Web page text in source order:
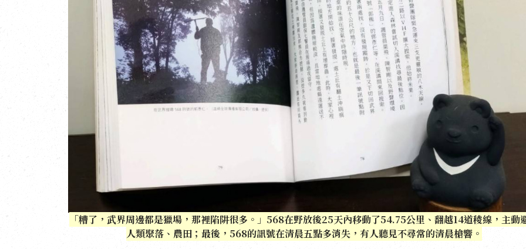
「糟了，武界周邊都是獵場，那裡陷阱很多。」568在野放後25天內移動了54.75公里、翻越14道稜線，主動
人類聚落、農田；最後，568的訊號在清晨五點多消失，有人聽見不尋常的清晨槍響。